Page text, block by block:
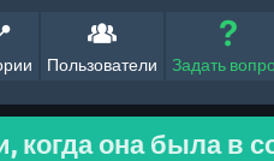
Пользователи Задать
когда она была в